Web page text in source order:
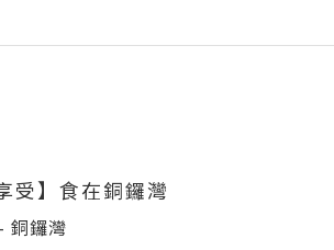
受】食在銅鑼灣